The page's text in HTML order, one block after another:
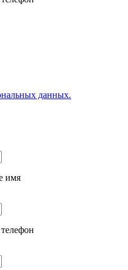
данных.
имя